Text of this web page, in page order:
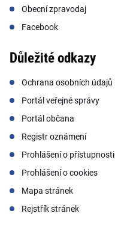
Obecní zpravodaj
Facebook
Důležité odkazy
Ochrana osobních údajů
Portál veřejné správy
Portál občana
Registr oznámení
Prohlášení o přístupnosti
Prohlášení o cookies
Mapa stránek
Rejstřík stránek